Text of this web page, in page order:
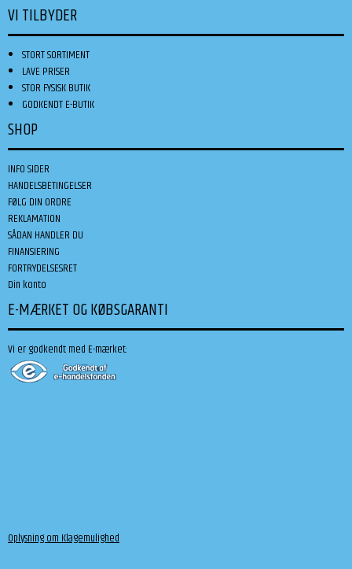
VI TILBYDER
STORT SORTIMENT
LAVE PRISER
STOR FYSISK BUTIK
GODKENDT E-BUTIK
SHOP
INFO SIDER
HANDELSBETINGELSER
FØLG DIN ORDRE
REKLAMATION
SÅDAN HANDLER DU
FINANSIERING
FORTRYDELSESRET
Din konto
E-MÆRKET OG KØBSGARANTI
Vi er godkendt med E-mærket:
Oplysning om Klagemulighed